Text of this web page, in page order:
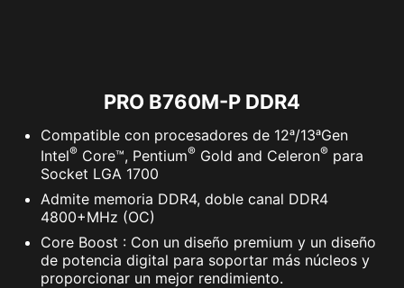
sea para uso profesional o diario.
ARRANQUE SEGURO
El arranque seguro es un estándar
un dispositivo arranque utilizando
sólo software de confianza.
Cuando se inicia el PC, el firmware
comprueba la firma de cada
PRO B760M-P DDR4
Compatible con procesadores de 12ᵃ/13ᵃGen
Intel® Core™, Pentium® Gold and Celeron® para
Socket LGA 1700
Admite memoria DDR4, doble canal DDR4
4800+MHz (OC)
Core Boost : Con un diseño premium y un diseño
de potencia digital para soportar más núcleos y
proporcionar un mejor rendimiento.